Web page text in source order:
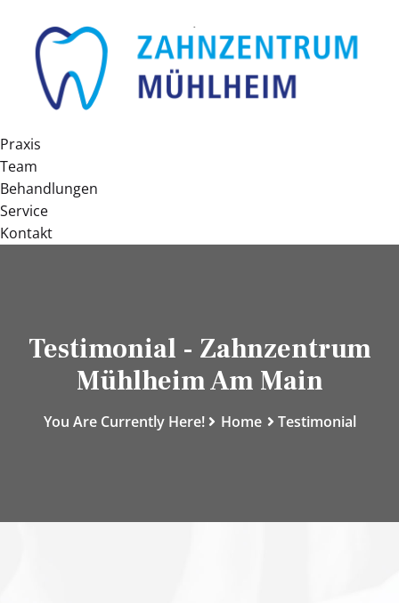
Praxis
Team
Behandlungen
Service
Kontakt
Testimonial - Zahnzentrum
Mühlheim Am Main
You Are Currently Here! Home Testimonial